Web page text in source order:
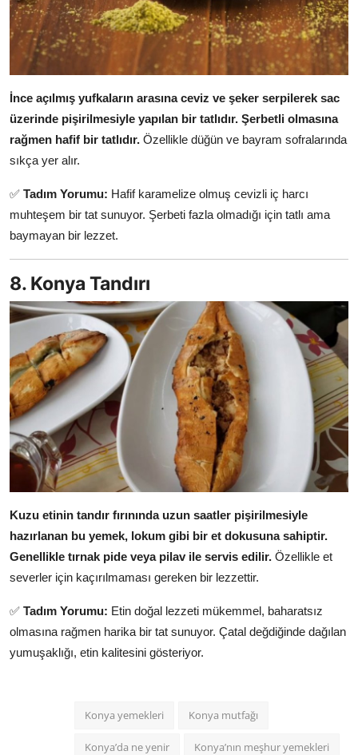
İnce açılmış yufkaların arasına ceviz ve şeker serpilerek sac
üzerinde pişirilmesiyle yapılan bir tatlıdır. Şerbetli olmasına
rağmen hafif bir tatlıdır. Özellikle düğün ve bayram sofralarında
sıkça yer alır.
✅ Tadım Yorumu: Hafif karamelize olmuş cevizli iç harcı
muhteşem bir tat sunuyor. Şerbeti fazla olmadığı için tatlı ama
baymayan bir lezzet.
8. Konya Tandırı
Kuzu etinin tandır fırınında uzun saatler pişirilmesiyle
hazırlanan bu yemek, lokum gibi bir et dokusuna sahiptir.
Genellikle tırnak pide veya pilav ile servis edilir. Özellikle et
severler için kaçırılmaması gereken bir lezzettir.
✅ Tadım Yorumu: Etin doğal lezzeti mükemmel, baharatsız
olmasına rağmen harika bir tat sunuyor. Çatal değdiğinde dağılan
yumuşaklığı, etin kalitesini gösteriyor.
Konya yemekleri Konya mutfağı
Konya’da ne yenir Konya’nın meşhur yemekleri